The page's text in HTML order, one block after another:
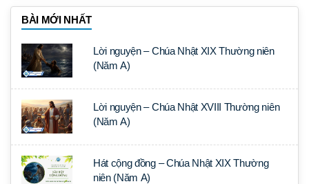
BÀI MỚI NHẤT
Lời nguyện – Chúa Nhật XIX Thường niên
(Năm A)
Lời nguyện – Chúa Nhật XVIII Thường niên
(Năm A)
Hát cộng đồng – Chúa Nhật XIX Thường
niên (Năm A)